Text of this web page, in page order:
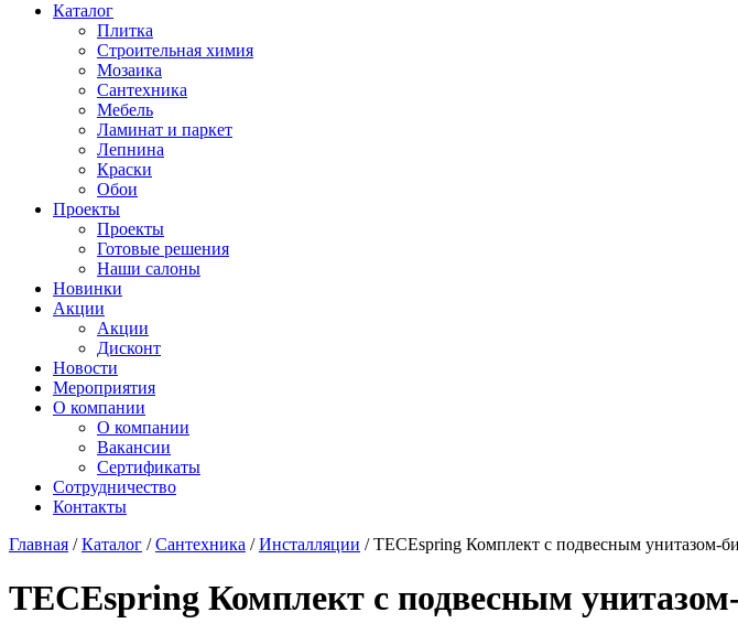
Каталог
Плитка
Строительная химия
Мозаика
Сантехника
Мебель
Ламинат и паркет
Лепнина
Краски
Обои
Проекты
Проекты
Готовые решения
Наши салоны
Новинки
Акции
Акции
Дисконт
Новости
Мероприятия
О компании
О компании
Вакансии
Сертификаты
Сотрудничество
Контакты
Главная /Каталог /Сантехника /Инсталляции /TECEspring Комплект с подвесным унитазом-
TECEspring Комплект с подвесным